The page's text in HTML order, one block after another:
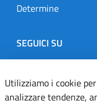
Determine
SEGUICI SU
Designers Italia
Twitter
Utilizziamo i cookie
analizzare tendenze,